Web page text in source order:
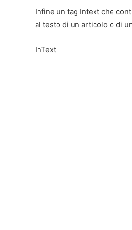
Infine un tag Intext che
al testo di un articolo o di
InText